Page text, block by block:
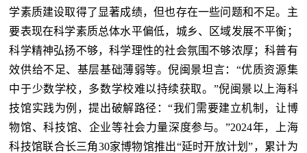
学素质建设取得了显著成绩，但也存在一些问题和不足。主
要表现在科学素质总体水平偏低，城乡、区域发展不平衡；
科学精神弘扬不够，科学理性的社会氛围不够浓厚；科普有
效供给不足、基层基础薄弱等。倪闽景坦言：“优质资源集
中于少数学校，多数学校难以持续获取。”倪闽景以上海科
技馆实践为例，提出破解路径：“我们需要建立机制，让博
物馆、科技馆、企业等社会力量深度参与。”2024年，上海
科技馆联合长三角30家博物馆推出“延时开放计划”，累计为